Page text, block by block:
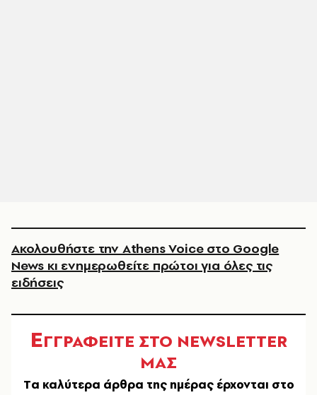
Ακολουθήστε την Athens Voice στο Google
News κι ενημερωθείτε πρώτοι για όλες τις
ειδήσεις
ΕΓΓΡΑΦΕΙΤΕ ΣΤΟ NEWSLETTER
ΜΑΣ
Tα καλύτερα άρθρα της ημέρας έρχονται στο